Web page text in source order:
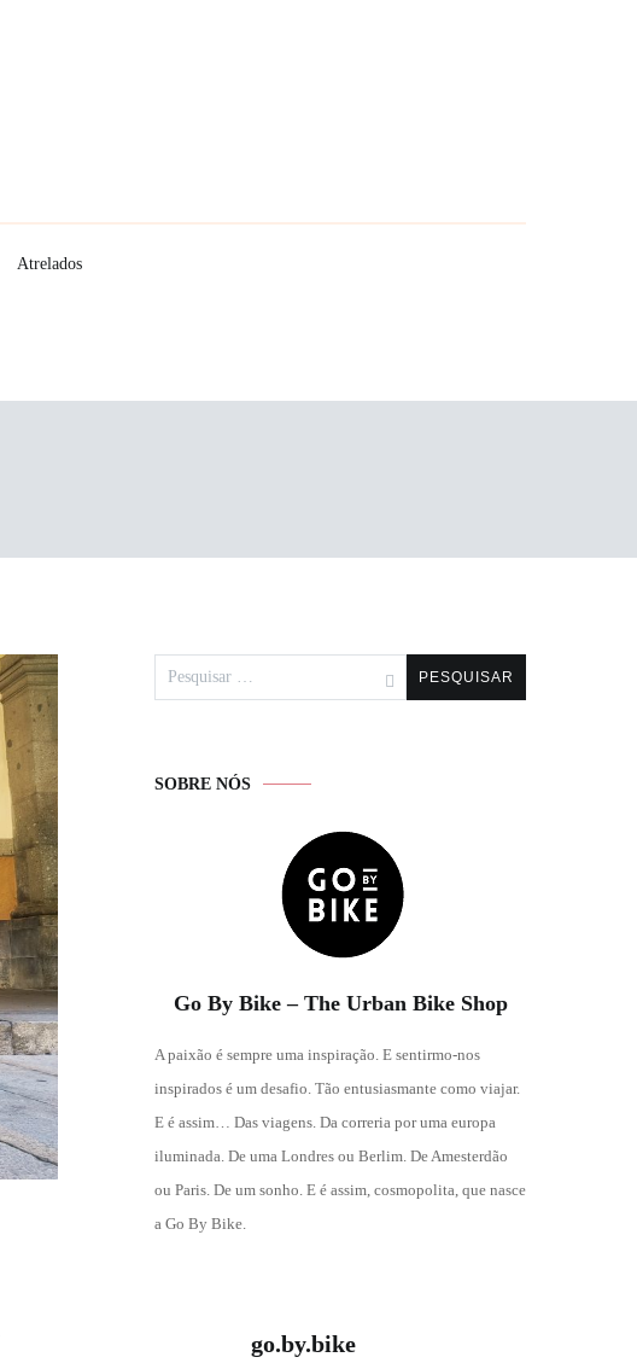
Atrelados
por:
SOBRE NÓS
Go By Bike – The Urban Bike Shop
A paixão é sempre uma inspiração. E sentirmo-nos
inspirados é um desafio. Tão entusiasmante como viajar.
E é assim… Das viagens. Da correria por uma europa
iluminada. De uma Londres ou Berlim. De Amesterdão
ou Paris. De um sonho. E é assim, cosmopolita, que nasce
a Go By Bike.
go.by.bike